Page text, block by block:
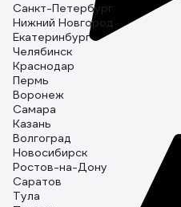
Санкт-Петербург
Нижний Новгород
Екатеринбург
Челябинск
Краснодар
Пермь
Воронеж
Самара
Казань
Волгоград
Новосибирск
Ростов-на-Дону
Саратов
Тула